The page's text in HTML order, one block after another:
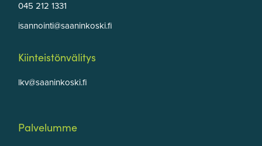
045 212 1331
isannointi@saaninkoski.fi
Kiinteistönvälitys
lkv@saaninkoski.fi
Palvelumme